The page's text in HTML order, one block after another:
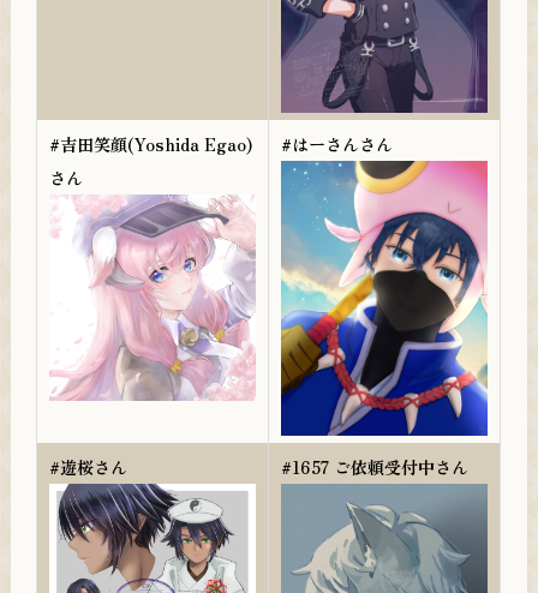
#吉田笑顔(Yoshida Egao)
さん
#はーさんさん
#遊桜さん #1657 ご依頼受付中さん